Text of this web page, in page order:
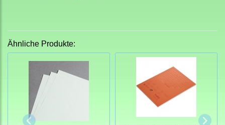
Ähnliche Produkte: